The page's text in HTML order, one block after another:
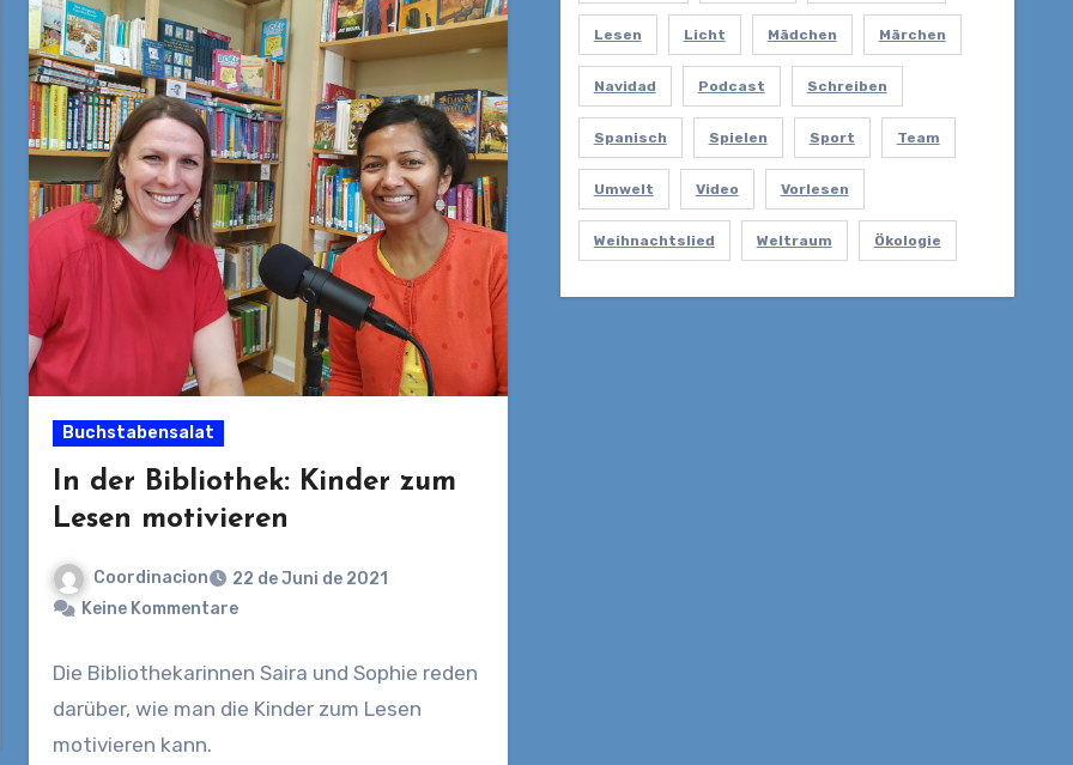
Buchstabensalat
In der Bibliothek: Kinder zum
Lesen motivieren
Coordinacion
22 de Juni de 2021
Keine Kommentare
Die Bibliothekarinnen Saira und Sophie reden
darüber, wie man die Kinder zum Lesen
motivieren kann.
Lesen Licht Mädchen Märchen
Navidad Podcast Schreiben
Spanisch Spielen Sport Team
Umwelt Video Vorlesen
Weihnachtslied Weltraum Ökologie